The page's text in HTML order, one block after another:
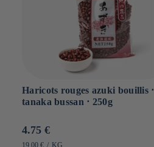
Haricots rouges azuki bouillis ⋅
tanaka bussan ⋅ 250g
Prix
habituel
4.75 €
PRIX
19.00 € / PAR
KG